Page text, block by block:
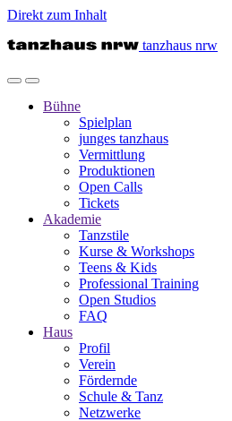
Direkt zum Inhalt
tanzhaus nrw
Bühne
Spielplan
junges tanzhaus
Vermittlung
Produktionen
Open Calls
Tickets
Akademie
Tanzstile
Kurse & Workshops
Teens & Kids
Professional Training
Open Studios
FAQ
Haus
Profil
Verein
Fördernde
Schule & Tanz
Netzwerke